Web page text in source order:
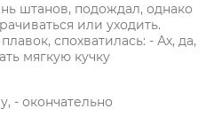
штанов, подождал, однако
или уходить.
спохватилась: - Ах, да,
мягкую кучку
- окончательно